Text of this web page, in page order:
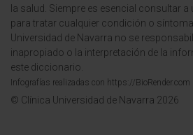
la salud. Siempre es esencial consultar
para tratar cualquier condición o
Universidad de Navarra no se
inapropiado o la interpretación de la
este diccionario.
Infografías realizadas con https://BioRender.com
© Clínica Universidad de Navarra 2026